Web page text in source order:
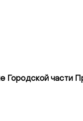
Городской части